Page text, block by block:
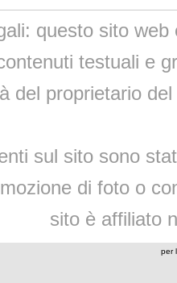
questo sito
testuali e
del proprietario
sul sito sono
di foto o
sito è affiliato
per